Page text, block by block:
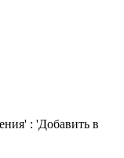
: 'Добавить в